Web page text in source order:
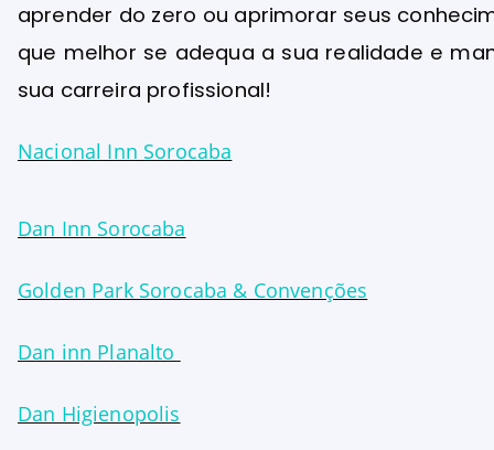
aprender do zero ou aprimorar seus
que melhor se adequa a sua realidade e
sua carreira profissional!
Nacional Inn Sorocaba
Dan Inn Sorocaba
Golden Park Sorocaba & Convenções
Dan inn Planalto
Dan Higienopolis